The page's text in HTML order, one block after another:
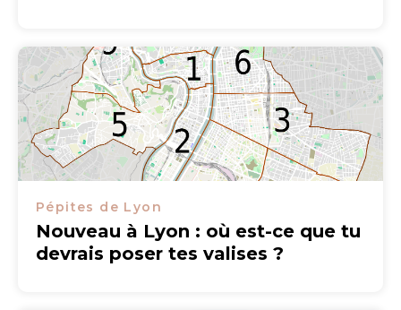
Pépites de Lyon
Nouveau à Lyon : où est-ce que tu
devrais poser tes valises ?